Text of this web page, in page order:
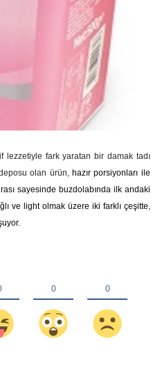
lezzetiyle fark yaratan bir damak tadı
olan ürün, hazır porsiyonları ile
sayesinde buzdolabında ilk andaki
ve light olmak üzere iki farklı çeşitte,